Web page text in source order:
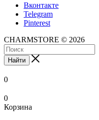
Вконтакте
Telegram
Pinterest
CHARMSTORE © 2026
Найти
0
0
Корзина